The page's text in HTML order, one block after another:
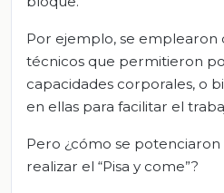
Por ejemplo, se emplearon
técnicos que permitieron
capacidades corporales, o
en ellas para facilitar el
Pero ¿cómo se potenciaron
realizar el “Pisa y come”?